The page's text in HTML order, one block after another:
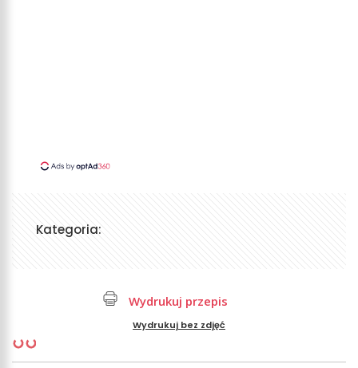
Kategoria:
Wydrukuj przepis
Wydrukuj bez zdjęć